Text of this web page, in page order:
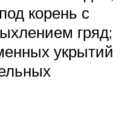
корень с
гряд;
укрытий